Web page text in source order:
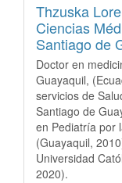
Thzuska
Ciencias
Santiago de
Doctor en
Guayaquil,
servicios de
Santiago de
en Pediatría por
(Guayaquil,
Universidad
2020).